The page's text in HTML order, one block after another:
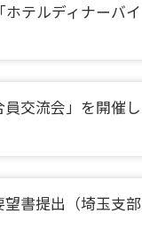
テルディナーバイ
交流会」を開催し
書提出（埼玉支部